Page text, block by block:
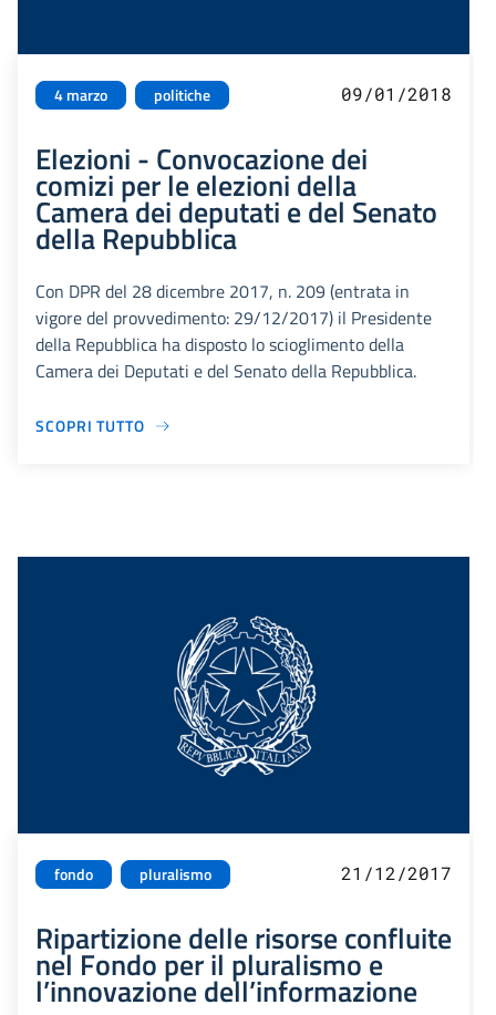
4 marzo politiche 09/01/2018
Elezioni - Convocazione dei
comizi per le elezioni della
Camera dei deputati e del Senato
della Repubblica
Con DPR del 28 dicembre 2017, n. 209 (entrata in
vigore del provvedimento: 29/12/2017) il Presidente
della Repubblica ha disposto lo scioglimento della
Camera dei Deputati e del Senato della Repubblica.
SCOPRI TUTTO
fondo pluralismo 21/12/2017
Ripartizione delle risorse confluite
nel Fondo per il pluralismo e
l’innovazione dell’informazione